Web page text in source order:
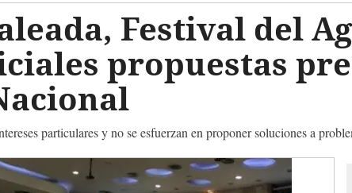
Festival del
propuestas
particulares y no se esfuerzan en proponer soluciones a